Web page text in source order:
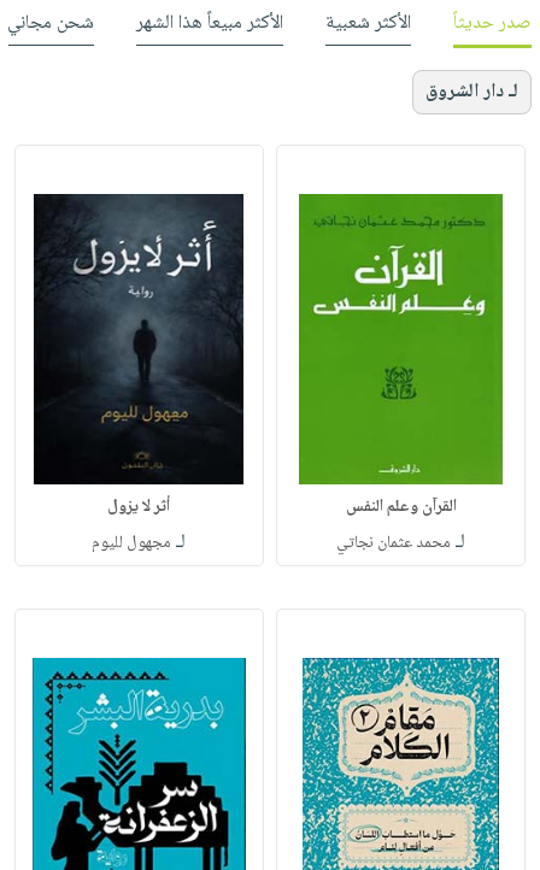
صدر حديثاً الأكثر شعبية الأكثر مبيعاً هذا الشهر شحن مجاني
لـ دار الشروق
القرآن وعلم النفس
لـ محمد عثمان نجاتي
أثر لا يزول
لـ مجهول لليوم